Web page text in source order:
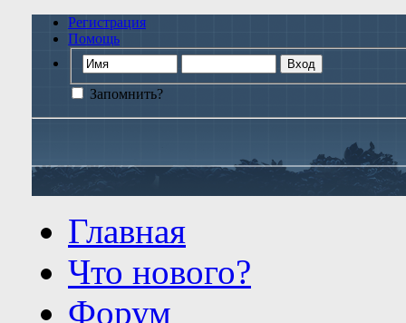
Регистрация
Помощь
Запомнить?
Главная
Что нового?
Форум